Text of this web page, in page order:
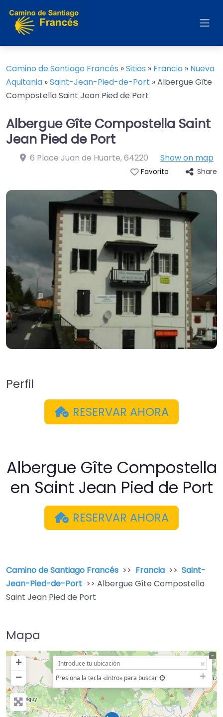
Camino de Santiago Francés »Sitios » Francia » Nueva
Aquitania »Saint-Jean-Pied-de-Port »Albergue Gîte
Compostella Saint Jean Pied de Port
Albergue Gîte Compostella Saint
Jean Pied de Port
6 Place Juan de Huarte,64220 Show on map
Favorito Share
Perfil
RESERVAR AHORA
Albergue Gîte Compostella
en Saint Jean Pied de Port
RESERVAR AHORA
Camino de Santiago Francés >> Francia >> Saint-
Jean-Pied-de-Port >> Albergue Gîte Compostella
Saint Jean Pied de Port
Mapa
+
−
Presiona la tecla «Intro» para buscar